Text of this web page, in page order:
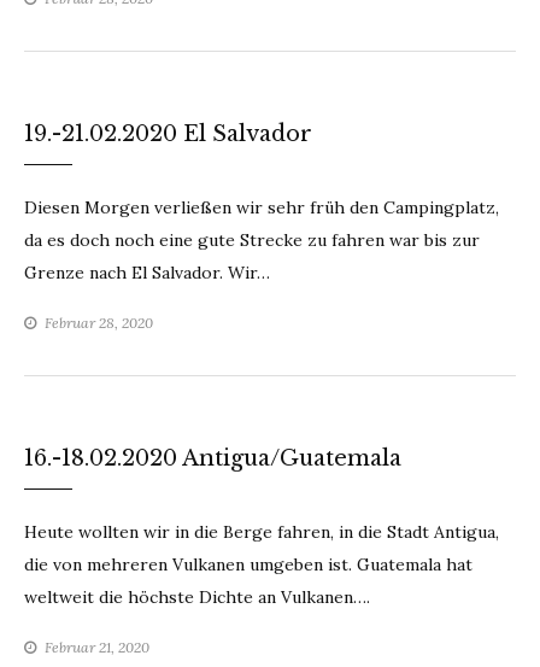
19.-21.02.2020 El Salvador
Diesen Morgen verließen wir sehr früh den Campingplatz,
da es doch noch eine gute Strecke zu fahren war bis zur
Grenze nach El Salvador. Wir…
Februar 28, 2020
16.-18.02.2020 Antigua/Guatemala
Heute wollten wir in die Berge fahren, in die Stadt Antigua,
die von mehreren Vulkanen umgeben ist. Guatemala hat
weltweit die höchste Dichte an Vulkanen….
Februar 21, 2020